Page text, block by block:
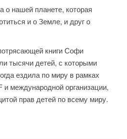
о нашей планете, которая
и о Земле, и друг о
книги Софи
тысячи детей, с которыми
ездила по миру в рамках
международной организации,
прав детей по всему миру.